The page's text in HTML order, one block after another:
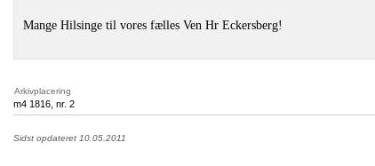
Mange Hilsinge til vores fælles Ven Hr Eckersberg!
Arkivplacering
m4 1816, nr. 2
Sidst opdateret 10.05.2011